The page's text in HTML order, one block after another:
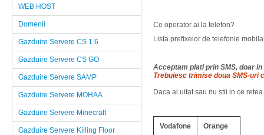
WEB HOST
Domenii
Gazduire Servere CS 1.6
Gazduire Servere CS GO
Gazduire Servere SAMP
Gazduire Servere MOHAA
Gazduire Servere Minecraft
Gazduire Servere Killing Floor
Ce operator ai la telefon?
Lista prefixelor de telefonie
Acceptam plati prin SMS, doar
Trebuiesc trimise doua SMS-uri
Daca ai uitat sau nu stii in ce
Vodafone Orange